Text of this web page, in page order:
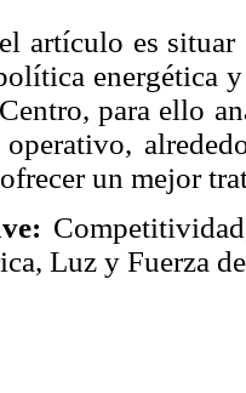
artículo es situar
energética
para ello
un mejor
Luz y Fuerza